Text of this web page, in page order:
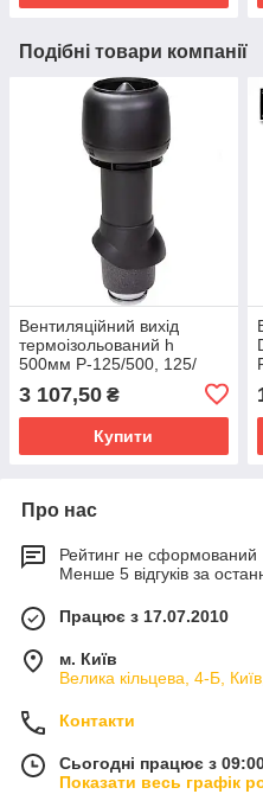
Подібні товари компанії
Вентиляційний вихід
термоізольований h
500мм P-125/500, 125/
3 107,50 ₴
Купити
Про нас
Рейтинг не сформований
Менше 5 відгуків за
Працює з 17.07.2010
м. Київ
Велика кільцева, 4-Б,
Контакти
Сьогодні працює з
Показати весь графік